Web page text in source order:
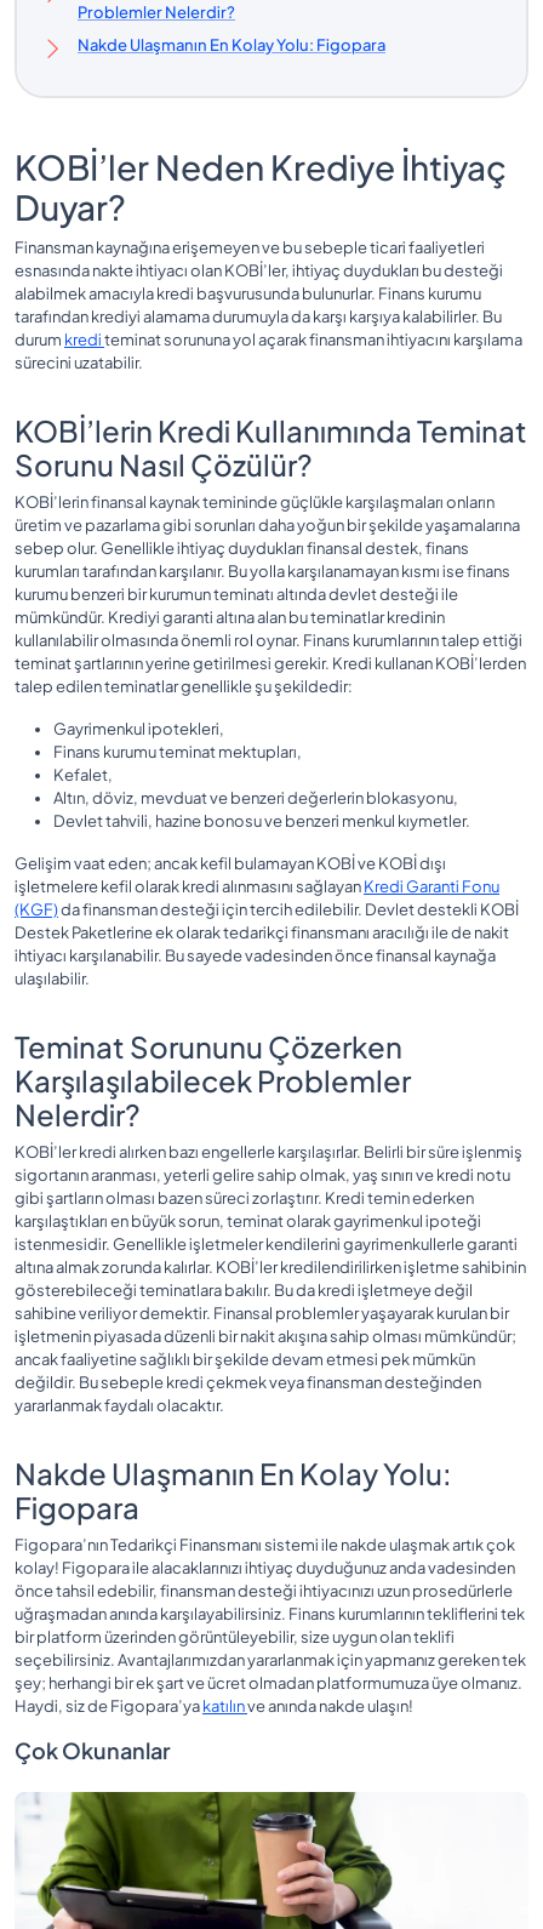
Problemler Nelerdir?
Nakde Ulaşmanın En Kolay Yolu: Figopara
KOBİ’ler Neden Krediye İhtiyaç
Duyar?
Finansman kaynağına erişemeyen ve bu sebeple ticari faaliyetleri
esnasında nakte ihtiyacı olan KOBİ’ler, ihtiyaç duydukları bu desteği
alabilmek amacıyla kredi başvurusunda bulunurlar. Finans kurumu
tarafından krediyi alamama durumuyla da karşı karşıya kalabilirler. Bu
durum krediteminat sorununa yol açarak finansman ihtiyacını karşılama
sürecini uzatabilir.
KOBİ’lerin Kredi Kullanımında Teminat
Sorunu Nasıl Çözülür?
KOBİ’lerin finansal kaynak temininde güçlükle karşılaşmaları onların
üretim ve pazarlama gibi sorunları daha yoğun bir şekilde yaşamalarına
sebep olur. Genellikle ihtiyaç duydukları finansal destek, finans
kurumları tarafından karşılanır. Bu yolla karşılanamayan kısmı ise finans
kurumu benzeri bir kurumun teminatı altında devlet desteği ile
mümkündür. Krediyi garanti altına alan bu teminatlar kredinin
kullanılabilir olmasında önemli rol oynar. Finans kurumlarının talep ettiği
teminat şartlarının yerine getirilmesi gerekir. Kredi kullanan KOBİ’lerden
talep edilen teminatlar genellikle şu şekildedir:
Gayrimenkul ipotekleri,
Finans kurumu teminat mektupları,
Kefalet,
Altın, döviz, mevduat ve benzeri değerlerin blokasyonu,
Devlet tahvili, hazine bonosu ve benzeri menkul kıymetler.
Gelişim vaat eden; ancak kefil bulamayan KOBİ ve KOBİ dışı
işletmelere kefil olarak kredi alınmasını sağlayanKredi Garanti Fonu
(KGF)da finansman desteği için tercih edilebilir. Devlet destekli KOBİ
Destek Paketlerine ek olarak tedarikçi finansmanı aracılığı ile de nakit
ihtiyacı karşılanabilir. Bu sayede vadesinden önce finansal kaynağa
ulaşılabilir.
Teminat Sorununu Çözerken
Karşılaşılabilecek Problemler
Nelerdir?
KOBİ’ler kredi alırken bazı engellerle karşılaşırlar. Belirli bir süre işlenmiş
sigortanın aranması, yeterli gelire sahip olmak, yaş sınırı ve kredi notu
gibi şartların olması bazen süreci zorlaştırır. Kredi temin ederken
karşılaştıkları en büyük sorun, teminat olarak gayrimenkul ipoteği
istenmesidir. Genellikle işletmeler kendilerini gayrimenkullerle garanti
altına almak zorunda kalırlar. KOBİ’ler kredilendirilirken işletme sahibinin
gösterebileceği teminatlara bakılır. Bu da kredi işletmeye değil
sahibine veriliyor demektir. Finansal problemler yaşayarak kurulan bir
işletmenin piyasada düzenli bir nakit akışına sahip olması mümkündür;
ancak faaliyetine sağlıklı bir şekilde devam etmesi pek mümkün
değildir. Bu sebeple kredi çekmek veya finansman desteğinden
yararlanmak faydalı olacaktır.
Nakde Ulaşmanın En Kolay Yolu:
Figopara
Figopara’nın Tedarikçi Finansmanı sistemi ile nakde ulaşmak artık çok
kolay! Figopara ile alacaklarınızı ihtiyaç duyduğunuz anda vadesinden
önce tahsil edebilir, finansman desteği ihtiyacınızı uzun prosedürlerle
uğraşmadan anında karşılayabilirsiniz. Finans kurumlarının tekliflerini tek
bir platform üzerinden görüntüleyebilir, size uygun olan teklifi
seçebilirsiniz. Avantajlarımızdan yararlanmak için yapmanız gereken tek
şey; herhangi bir ek şart ve ücret olmadan platformumuza üye olmanız.
Haydi, siz de Figopara’yakatılınve anında nakde ulaşın!
Çok Okunanlar